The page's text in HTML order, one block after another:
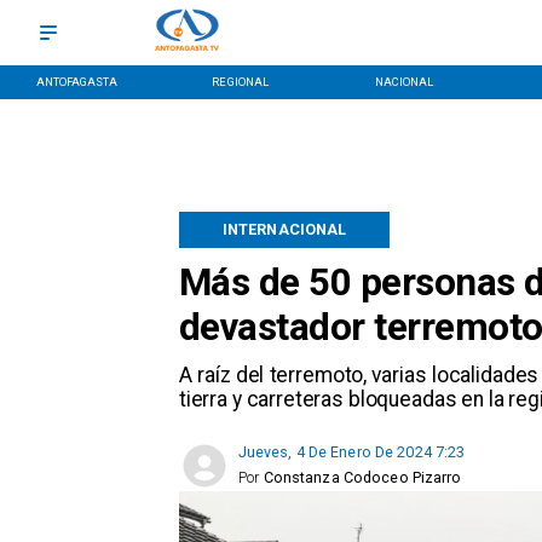
ANTOFAGASTA REGIONAL NACIONAL
Más de 50 personas
devastador
A raíz del terremoto, varias
tierra y carreteras bloqueadas en la
INTERNACIONAL
Jueves, 4 De Enero De 2024 7:23
Constanza Codoceo Pizarro
Por